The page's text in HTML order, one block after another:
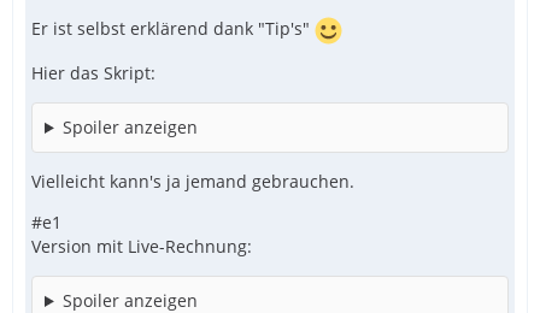
Er ist selbst erklärend dank "Tip's"
Hier das Skript:
Spoiler anzeigen
Vielleicht kann's ja jemand gebrauchen.
#e1
Version mit Live-Rechnung:
Spoiler anzeigen